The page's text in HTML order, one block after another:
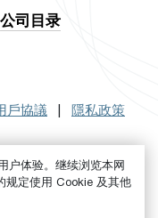
公司目录
戶協議 隱私政策
注册
户体验。继续浏览本网
规定使用 Cookie 及其他